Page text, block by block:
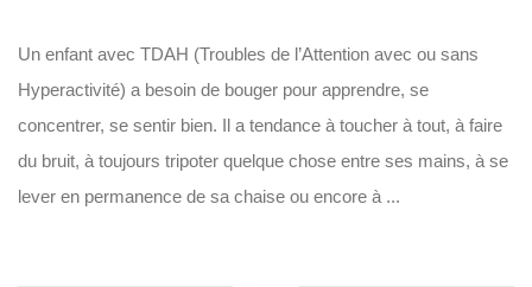
Un enfant avec TDAH (Troubles de l’Attention avec ou sans
Hyperactivité) a besoin de bouger pour apprendre, se
concentrer, se sentir bien. Il a tendance à toucher à tout, à faire
du bruit, à toujours tripoter quelque chose entre ses mains, à se
lever en permanence de sa chaise ou encore à ...